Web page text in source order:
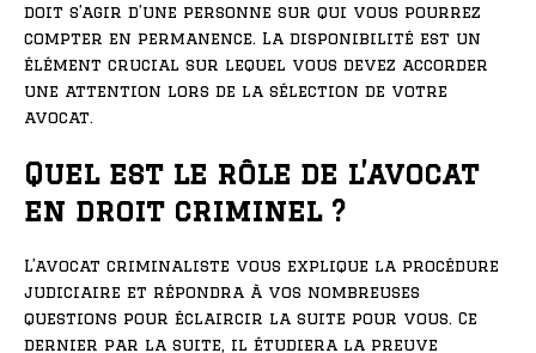
doit s’agir d’une personne sur qui vous pourrez
compter en permanence. La disponibilité est un
élément crucial sur lequel vous devez accorder
une attention lors de la sélection de votre
avocat.
Quel est le rôle de l’avocat
en droit criminel ?
L’avocat criminaliste vous explique la procédure
judiciaire et répondra à vos nombreuses
questions pour éclaircir la suite pour vous. Ce
dernier par la suite, il étudiera la preuve